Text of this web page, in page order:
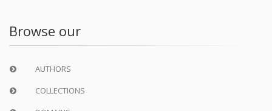
Browse our
AUTHORS
COLLECTIONS